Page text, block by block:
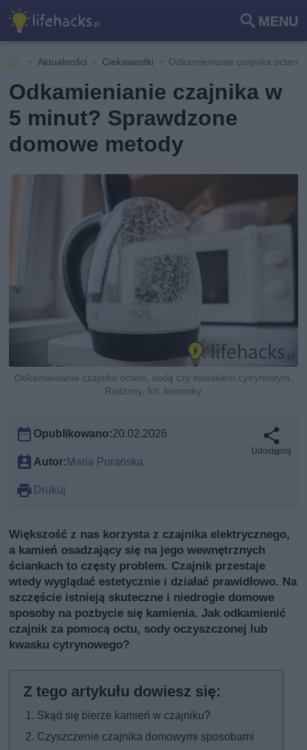
MENU
Szu
Aktualności Ciekawostki Odkamienianie czajnika octem
Odkamienianie czajnika w
5 minut? Sprawdzone
domowe metody
Odkamienianie czajnika octem, sodą czy kwaskiem cytrynowym.
Radzimy, fot. losonsky
Opublikowano:20.02.2026
Autor:Maria Porańska
Drukuj
Udostępnij
Większość z nas korzysta z czajnika elektrycznego,
a kamień osadzający się na jego wewnętrznych
ściankach to częsty problem. Czajnik przestaje
wtedy wyglądać estetycznie i działać prawidłowo. Na
szczęście istnieją skuteczne i niedrogie domowe
sposoby na pozbycie się kamienia. Jak odkamienić
czajnik za pomocą octu, sody oczyszczonej lub
kwasku cytrynowego?
Skąd się bierze kamień w czajniku?
Czyszczenie czajnika domowymi sposobami